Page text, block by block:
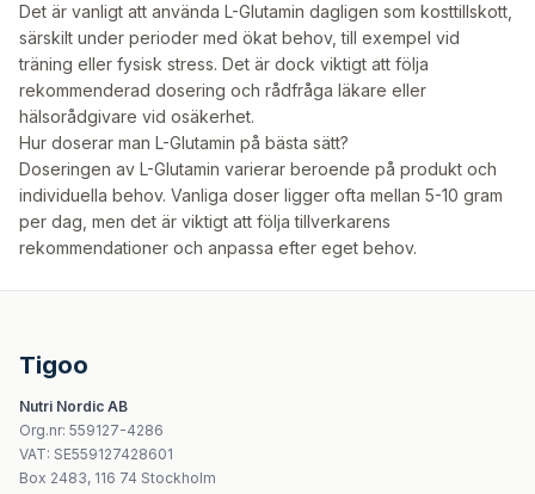
Det är vanligt att använda L-Glutamin dagligen som kosttillskott,
särskilt under perioder med ökat behov, till exempel vid
träning eller fysisk stress. Det är dock viktigt att följa
rekommenderad dosering och rådfråga läkare eller
hälsorådgivare vid osäkerhet.
Hur doserar man L-Glutamin på bästa sätt?
Doseringen av L-Glutamin varierar beroende på produkt och
individuella behov. Vanliga doser ligger ofta mellan 5-10 gram
per dag, men det är viktigt att följa tillverkarens
rekommendationer och anpassa efter eget behov.
Tigoo
Nutri Nordic AB
Org.nr: 559127-4286
VAT: SE559127428601
Box 2483, 116 74 Stockholm